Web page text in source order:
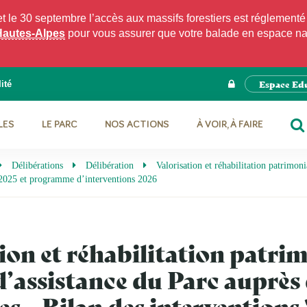
30 septembre l’accès aux massifs forestiers est
Alpes pour vous assurer que votre balade en espace
Espace
LE PARC NOS ACTIONS
À VOIR, À FAIRE
Délibérations Délibération
Valorisation et réhabilitation
et programme d’interventions 2026
et réhabilitation
du Parc auprès